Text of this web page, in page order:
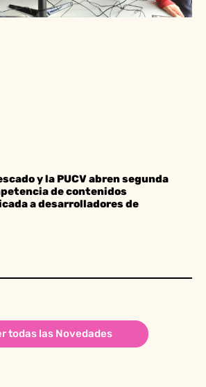
y la PUCV abren segunda
de contenidos
a desarrolladores de
todas las Novedades